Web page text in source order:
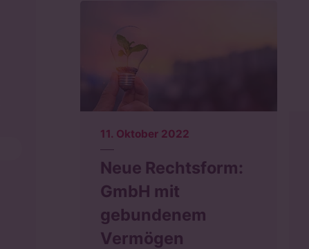
11. Oktober 2022
Neue Rechtsform:
GmbH mit
gebundenem
Vermögen